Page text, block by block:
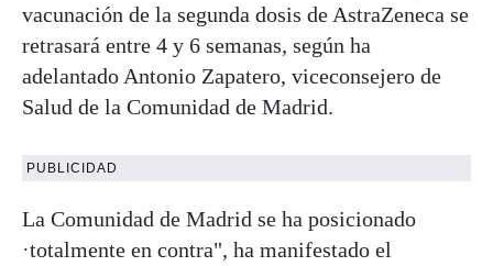
vacunación de la segunda dosis de AstraZeneca se
retrasará entre 4 y 6 semanas, según ha
adelantado Antonio Zapatero, viceconsejero de
Salud de la Comunidad de Madrid.
PUBLICIDAD
La Comunidad de Madrid se ha posicionado
·totalmente en contra", ha manifestado el